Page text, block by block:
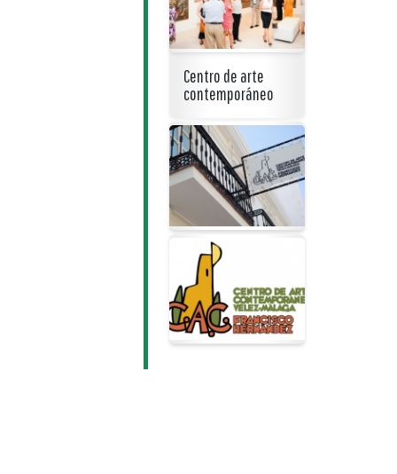
Centro de arte
contemporáneo